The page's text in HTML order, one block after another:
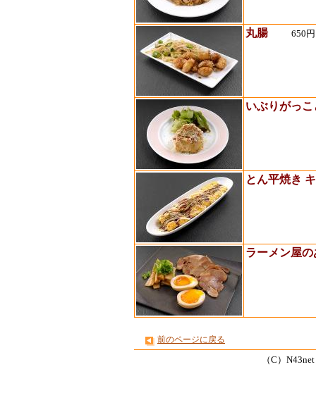
丸腸 650円
いぶりがっ
とん平焼き
ラーメン屋
前のページに戻る
（C）